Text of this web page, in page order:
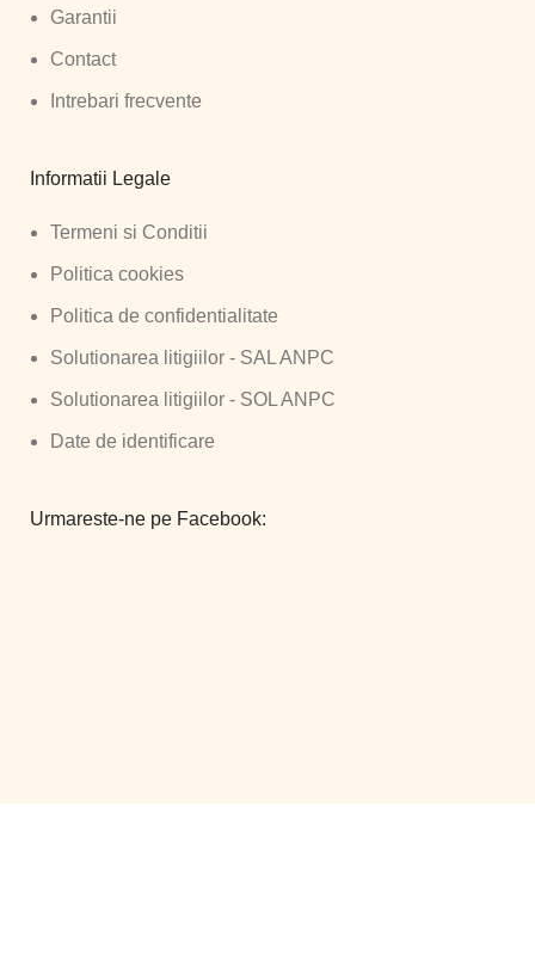
Garantii
Contact
Intrebari frecvente
Informatii Legale
Termeni si Conditii
Politica cookies
Politica de confidentialitate
Solutionarea litigiilor - SAL ANPC
Solutionarea litigiilor - SOL ANPC
Date de identificare
Urmareste-ne pe Facebook: